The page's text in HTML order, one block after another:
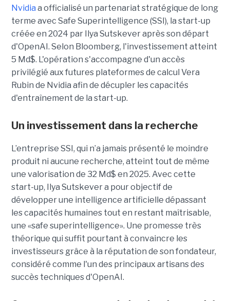
Nvidia a officialisé un partenariat stratégique de long
terme avec Safe Superintelligence (SSI), la start-up
créée en 2024 par Ilya Sutskever après son départ
d'OpenAI. Selon Bloomberg, l'investissement atteint
5 Md$. L'opération s'accompagne d'un accès
privilégié aux futures plateformes de calcul Vera
Rubin de Nvidia afin de décupler les capacités
d'entraînement de la start-up.
Un investissement dans la recherche
L’entreprise SSI, qui n’a jamais présenté le moindre
produit ni aucune recherche, atteint tout de même
une valorisation de 32 Md$ en 2025. Avec cette
start-up, Ilya Sutskever a pour objectif de
développer une intelligence artificielle dépassant
les capacités humaines tout en restant maîtrisable,
une «safe superintelligence». Une promesse très
théorique qui suffit pourtant à convaincre les
investisseurs grâce à la réputation de son fondateur,
considéré comme l'un des principaux artisans des
succès techniques d'OpenAI.